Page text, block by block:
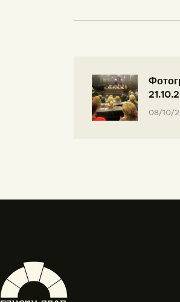
08/10/